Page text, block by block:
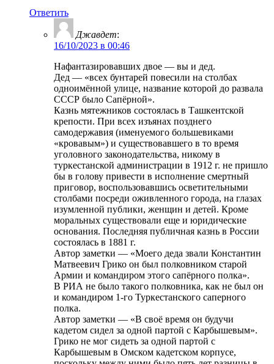
Ответить
Джавдет:
16/10/2023 в 00:46
Нафантазировавших двое — вы и дед.
Дед — «всех бунтарей повесили на столбах
одноимённой улице, название которой до развала
СССР было Сапёрной».
Казнь мятежников состоялась в Ташкентской
крепости. При всех изъянах позднего
самодержавия (именуемого большевиками
«кровавым») и существовавшего в то время
уголовного законодательства, никому в
туркестанской администрации в 1912 г. не пришло
бы в голову привести в исполнение смертный
приговор, воспользовавшись осветительными
столбами посреди оживленного города, на глазах
изумленной публики, женщин и детей. Кроме
моральных существовали еще и юридические
основания. Последняя публичная казнь в России
состоялась в 1881 г.
Автор заметки — «Моего деда звали Константин
Матвеевич Грико он был полковником старой
Армии и командиром этого сапёрного полка».
В РИА не было такого полковника, как не был он
и командиром 1-го Туркестанского саперного
полка.
Автор заметки — «В своё время он будучи
кадетом сидел за одной партой с Карбышевым».
Грико не мог сидеть за одной партой с
Карбышевым в Омском кадетском корпусе,